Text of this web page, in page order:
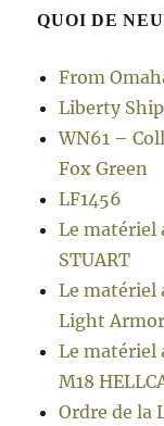
QUOI DE
From
Liberty
WN61 –
Fox Green
LF1456
Le matériel
STUART
Le matériel
Light
Le matériel
M18
Ordre de la